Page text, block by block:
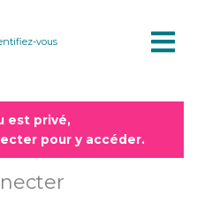
vous
est privé,
pour y accéder.
Obligatoire